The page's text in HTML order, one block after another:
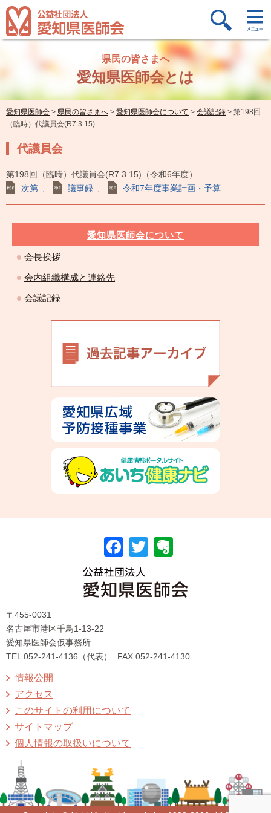
県民の皆さまへ
愛知県医師会とは
愛知県医師会 > 県民の皆さまへ > 愛知県医師会について > 会議記録 > 第198回
（臨時）代議員会(R7.3.15)
代議員会
第198回（臨時）代議員会(R7.3.15)（令和6年度）
次第
議事録 令和7年度事業計画・予算
愛知県医師会について
会長挨拶
会内組織構成と連絡先
会議記録
F
a
o
k
T
wi
v
e
〒455-0031
名古屋市港区千鳥1-13-22
愛知県医師会仮事務所
TEL 052-241-4136（代表）
FAX 052-241-4130
情報公開
アクセス
このサイトの利用について
サイトマップ
個人情報の取扱いについて